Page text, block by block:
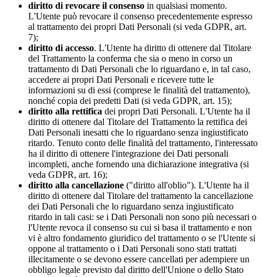
diritto di revocare il consenso in qualsiasi momento.
L'Utente può revocare il consenso precedentemente espresso
al trattamento dei propri Dati Personali (si veda GDPR, art.
7);
diritto di accesso. L'Utente ha diritto di ottenere dal Titolare
del Trattamento la conferma che sia o meno in corso un
trattamento di Dati Personali che lo riguardano e, in tal caso,
accedere ai propri Dati Personali e ricevere tutte le
informazioni su di essi (comprese le finalità del trattamento),
nonché copia dei predetti Dati (si veda GDPR, art. 15);
diritto alla rettifica dei propri Dati Personali. L'Utente ha il
diritto di ottenere dal Titolare del Trattamento la rettifica dei
Dati Personali inesatti che lo riguardano senza ingiustificato
ritardo. Tenuto conto delle finalità del trattamento, l'interessato
ha il diritto di ottenere l'integrazione dei Dati personali
incompleti, anche fornendo una dichiarazione integrativa (si
veda GDPR, art. 16);
diritto alla cancellazione ("diritto all'oblio"). L'Utente ha il
diritto di ottenere dal Titolare del trattamento la cancellazione
dei Dati Personali che lo riguardano senza ingiustificato
ritardo in tali casi: se i Dati Personali non sono più necessari o
l'Utente revoca il consenso su cui si basa il trattamento e non
vi è altro fondamento giuridico del trattamento o se l'Utente si
oppone al trattamento o i Dati Personali sono stati trattati
illecitamente o se devono essere cancellati per adempiere un
obbligo legale previsto dal diritto dell'Unione o dello Stato